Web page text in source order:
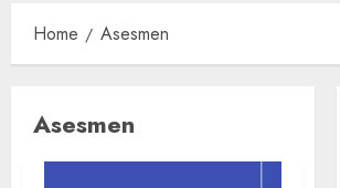
Home Asesmen
Asesmen